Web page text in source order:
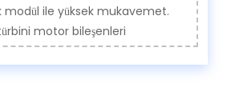
modül ile yüksek mukavemet.
motor bileşenleri